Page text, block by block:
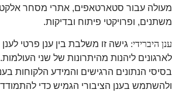
מעולה עבור סטארטאפים, אתרי מסחר
משתנים, ופרויקטי פיתוח ובדיקות.
ענן היברידי: גישה זו משלבת בין ענן פרטי
לארגונים ליהנות מהיתרונות של שני
בסיסי הנתונים הרגישים והמידע הלקוחות
ולהשתמש בענן הציבורי הגמיש כדי